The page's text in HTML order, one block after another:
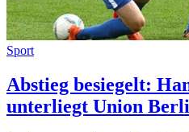
Sport
Abstieg besiegelt:
unterliegt Union